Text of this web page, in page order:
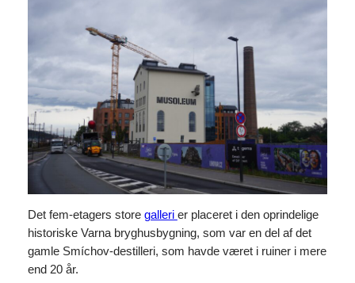
Det fem-etagers store galleri er placeret i den oprindelige
historiske Varna bryghusbygning, som var en del af det
gamle Smíchov-destilleri, som havde været i ruiner i mere
end 20 år.